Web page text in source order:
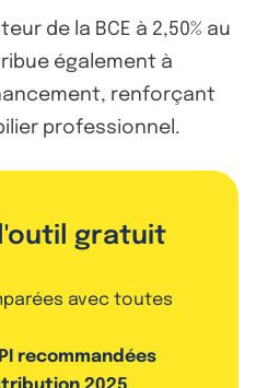
de la BCE à 2,50% au
également à
renforçant
professionnel.
gratuit
avec toutes
recommandées